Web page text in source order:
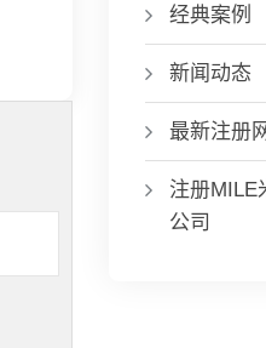
经典案例
新闻动态
最新注册
注册MILE
公司